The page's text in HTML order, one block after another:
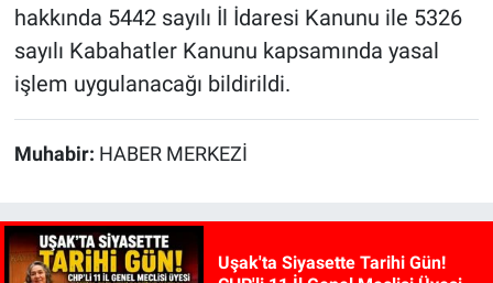
hakkında 5442 sayılı İl İdaresi Kanunu ile 5326
sayılı Kabahatler Kanunu kapsamında yasal
işlem uygulanacağı bildirildi.
Muhabir: HABER MERKEZİ
Uşak'ta Siyasette Tarihi Gün!